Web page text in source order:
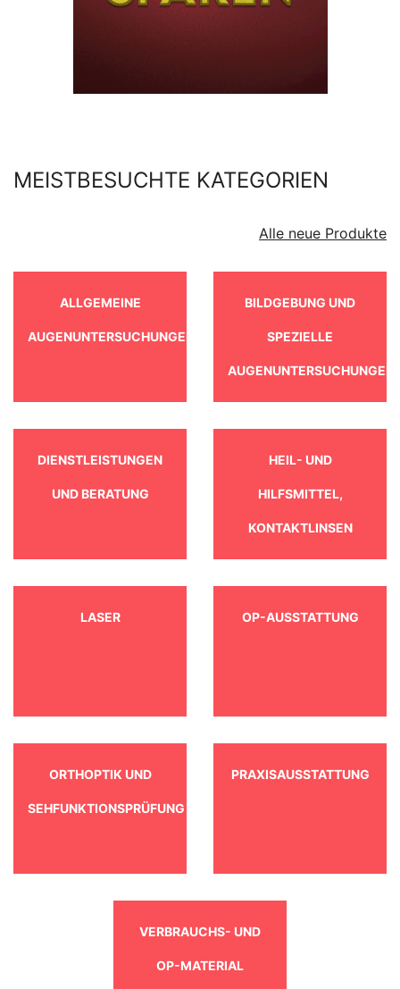
MEISTBESUCHTE KATEGORIEN
Alle neue Produkte
ALLGEMEINE
AUGENUNTERSUCHUNGEN
BILDGEBUNG UND
SPEZIELLE
AUGENUNTERSUCHUNGEN
DIENSTLEISTUNGEN
UND BERATUNG
HEIL- UND
HILFSMITTEL,
KONTAKTLINSEN
LASER OP-AUSSTATTUNG
ORTHOPTIK UND
SEHFUNKTIONSPRÜFUNG
PRAXISAUSSTATTUNG
VERBRAUCHS- UND
OP-MATERIAL